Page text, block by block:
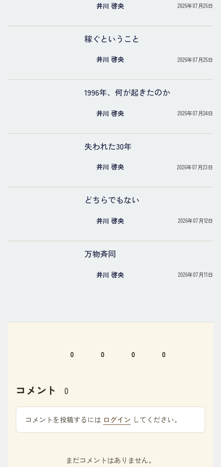
井川 啓央 2026年07月26日
稼ぐということ
井川 啓央 2026年07月25日
1996年、何が起きたのか
井川 啓央 2026年07月24日
失われた30年
井川 啓央 2026年07月23日
どちらでもない
井川 啓央 2026年07月12日
万物斉同
井川 啓央 2026年07月11日
0 0 0 0
コメント 0
コメントを投稿するには ログイン してください。
まだコメントはありません。